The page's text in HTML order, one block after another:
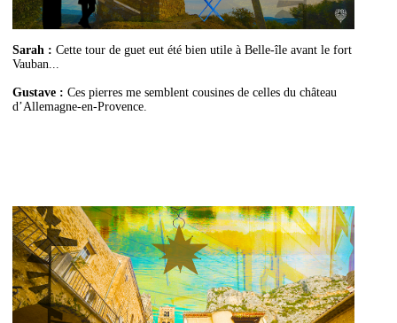
Sarah : Cette tour de guet eut été bien utile à Belle-île avant le fort
Vauban...
Gustave : Ces pierres me semblent cousines de celles du château
d’Allemagne-en-Provence.